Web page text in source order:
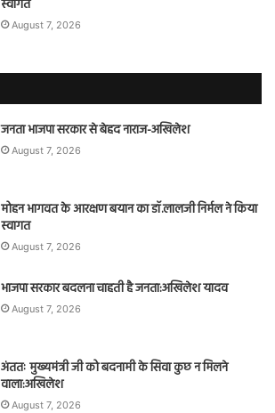
स्वागत
August 7, 2026
जनता भाजपा सरकार से बेहद नाराज-अखिलेश
August 7, 2026
मोहन भागवत के आरक्षण बयान का डॉ.लालजी निर्मल ने किया
स्वागत
August 7, 2026
भाजपा सरकार बदलना चाहती है जनता:अखिलेश यादव
August 7, 2026
अंततः मुख्यमंत्री जी को बदनामी के सिवा कुछ न मिलने
वाला:अखिलेश
August 7, 2026